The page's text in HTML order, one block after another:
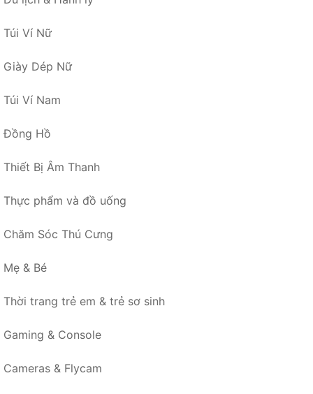
Túi Ví Nữ
Giày Dép Nữ
Túi Ví Nam
Đồng Hồ
Thiết Bị Âm Thanh
Thực phẩm và đồ uống
Chăm Sóc Thú Cưng
Mẹ & Bé
Thời trang trẻ em & trẻ sơ sinh
Gaming & Console
Cameras & Flycam